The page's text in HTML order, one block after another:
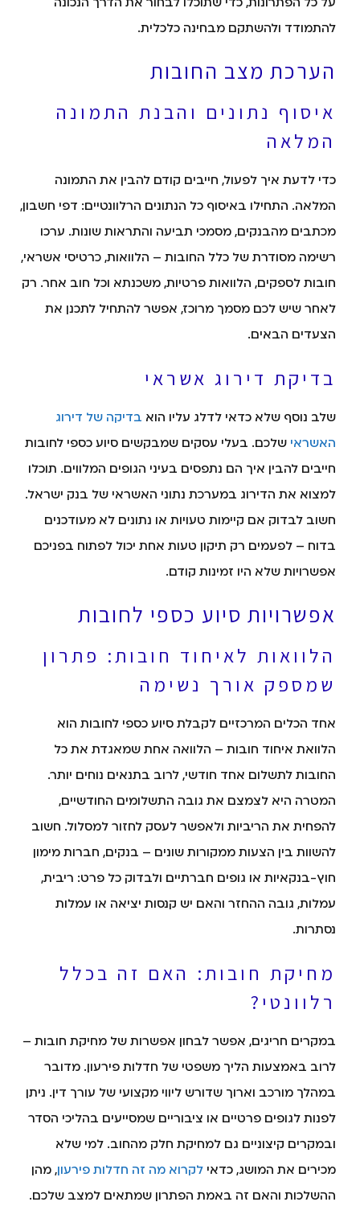
להתמודד ולהשתקם מבחינה כלכלית.
הערכת מצב החובות
איסוף נתונים והבנת התמונה
המלאה
כדי לדעת איך לפעול, חייבים קודם להבין את התמונה
המלאה. התחילו באיסוף כל הנתונים הרלוונטיים: דפי חשבון,
מכתבים מהבנקים, מסמכי תביעה והתראות שונות. ערכו
רשימה מסודרת של כלל החובות – הלוואות, כרטיסי אשראי,
חובות לספקים, הלוואות פרטיות, משכנתא וכל חוב אחר. רק
לאחר שיש לכם מסמך מרוכז, אפשר להתחיל לתכנן את
הצעדים הבאים.
בדיקת דירוג אשראי
שלב נוסף שלא כדאי לדלג עליו הוא בדיקה של דירוג
האשראי שלכם. בעלי עסקים שמבקשים סיוע כספי לחובות
חייבים להבין איך הם נתפסים בעיני הגופים המלווים. תוכלו
למצוא את הדירוג במערכת נתוני האשראי של בנק ישראל.
חשוב לבדוק אם קיימות טעויות או נתונים לא מעודכנים
בדוח – לפעמים רק תיקון טעות אחת יכול לפתוח בפניכם
אפשרויות שלא היו זמינות קודם.
אפשרויות סיוע כספי לחובות
הלוואות לאיחוד חובות: פתרון
שמספק אורך נשימה
אחד הכלים המרכזיים לקבלת סיוע כספי לחובות הוא
הלוואת איחוד חובות – הלוואה אחת שמאגדת את כל
החובות לתשלום אחד חודשי, לרוב בתנאים נוחים יותר.
המטרה היא לצמצם את גובה התשלומים החודשיים,
להפחית את הריביות ולאפשר לעסק לחזור למסלול. חשוב
להשוות בין הצעות ממקורות שונים – בנקים, חברות מימון
חוץ-בנקאיות או גופים חברתיים ולבדוק כל פרט: ריבית,
עמלות, גובה ההחזר והאם יש קנסות יציאה או עמלות
נסתרות.
מחיקת חובות: האם זה בכלל
רלוונטי?
במקרים חריגים, אפשר לבחון אפשרות של מחיקת חובות –
לרוב באמצעות הליך משפטי של חדלות פירעון. מדובר
במהלך מורכב וארוך שדורש ליווי מקצועי של עורך דין. ניתן
לפנות לגופים פרטיים או ציבוריים שמסייעים בהליכי הסדר
ובמקרים קיצוניים גם למחיקת חלק מהחוב. למי שלא
מכירים את המושג, כדאי לקרוא מה זה חדלות פירעון, מהן
ההשלכות והאם זה באמת הפתרון שמתאים למצב שלכם.